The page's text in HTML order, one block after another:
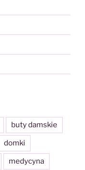
buty damskie
domki
medycyna